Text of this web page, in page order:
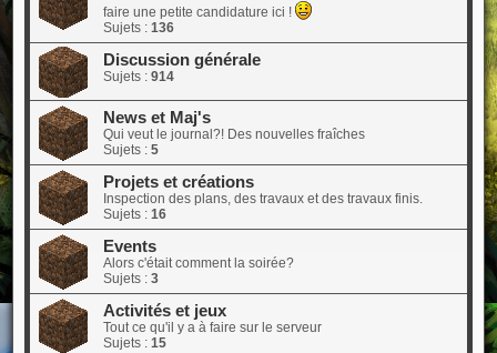
faire une petite candidature ici !
Sujets : 136
Discussion générale
Sujets : 914
News et Maj's
Qui veut le journal?! Des nouvelles fraîches
Sujets : 5
Projets et créations
Inspection des plans, des travaux et des travaux finis.
Sujets : 16
Events
Alors c'était comment la soirée?
Sujets : 3
Activités et jeux
Tout ce qu'il y a à faire sur le serveur
Sujets : 15